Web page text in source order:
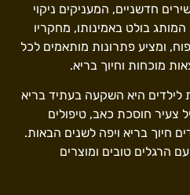
חדשניים, המעניקים ניקוי
בולט באמינותו, מחקריו
ומציע פתרונות מותאמים לכל
מוכחות וחיוך בריא.
לילדים היא השקעה בעתיד בריא
צעיר חוסכת כאב, טיפולים
חיוך בריא ויפה לשנים הבאות.
הרגלים טובים ומוצרים